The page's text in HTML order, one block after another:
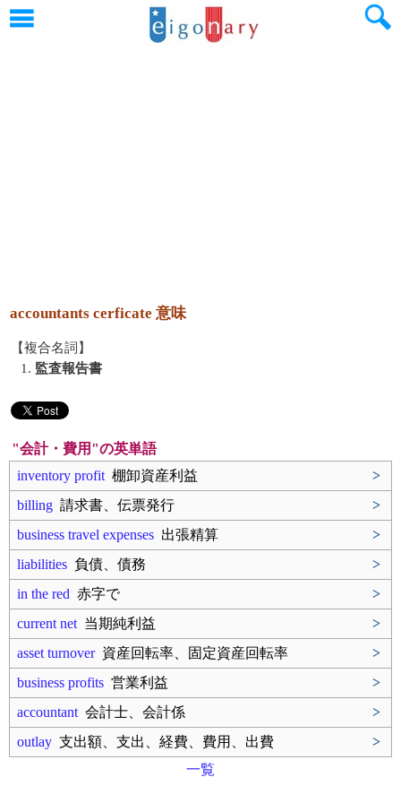
accountants cerficate 意味
【複合名詞】
1. 監査報告書
"会計・費用"の英単語
inventory profit 棚卸資産利益
>
billing 請求書、伝票発行
>
business travel expenses 出張精算
>
liabilities 負債、債務
>
in the red 赤字で
>
current net 当期純利益
>
asset turnover資産回転率、固定資産回転率
>
business profits 営業利益
>
accountant 会計士、会計係
>
outlay 支出額、支出、経費、費用、出費
>
一覧